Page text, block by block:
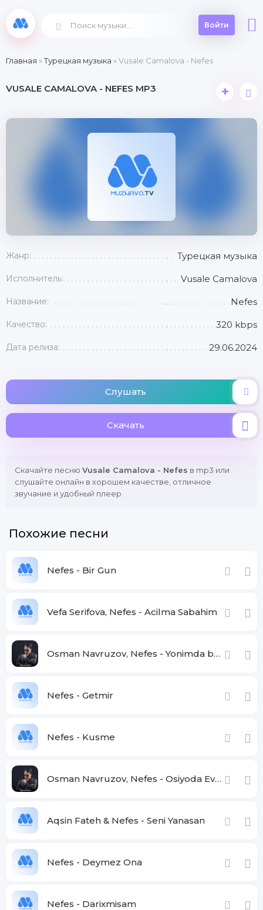
Войти
Главная »Турецкая музыка » Vusale Camalova - Nefes
VUSALE CAMALOVA - NEFES MP3 +
Жанр: Турецкая музыка
Исполнитель: Vusale Camalova
Название: Nefes
Качество: 320 kbps
Дата релиза: 29.06.2024
Слушать
Скачать
Скачайте песню Vusale Camalova - Nefes в mp3 или
слушайте онлайн в хорошем качестве, отличное
звучание и удобный плеер.
Похожие песни
Nefes - Bir Gun
Vefa Serifova, Nefes - Acilma Sabahim
Osman Navruzov, Nefes - Yonimda bo'l jonim
Nefes - Getmir
Nefes - Kusme
Osman Navruzov, Nefes - Osiyoda Evropada
Aqsin Fateh & Nefes - Seni Yanasan
Nefes - Deymez Ona
Nefes - Darixmisam